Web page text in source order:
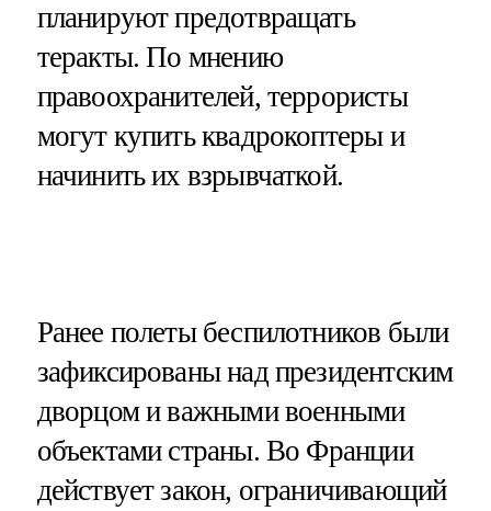
планируют предотвращать
теракты. По мнению
правоохранителей, террористы
могут купить квадрокоптеры и
начинить их взрывчаткой.
Ранее полеты беспилотников были
зафиксированы над президентским
дворцом и важными военными
объектами страны. Во Франции
действует закон, ограничивающий